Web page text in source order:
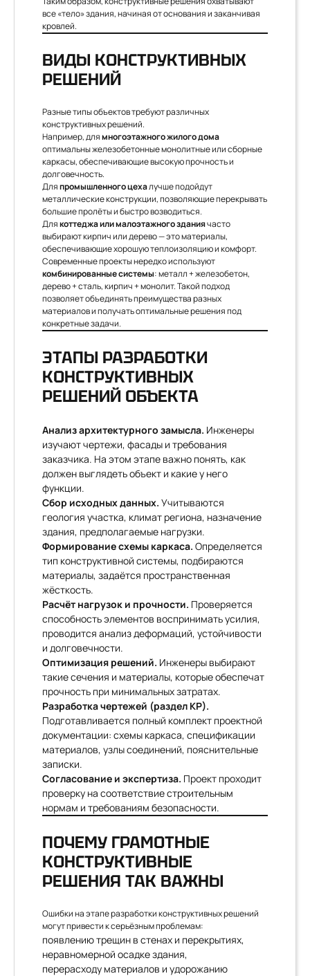
все «тело» здания, начиная от основания и заканчивая
кровлей.
ВИДЫ КОНСТРУКТИВНЫХ
РЕШЕНИЙ
Разные типы объектов требуют различных
конструктивных решений.
Например, длямногоэтажного жилого дома
оптимальны железобетонные монолитные или сборные
каркасы, обеспечивающие высокую прочность и
долговечность.
Дляпромышленного цехалучше подойдут
металлические конструкции, позволяющие перекрывать
большие пролёты и быстро возводиться.
Длякоттеджа или малоэтажного зданиячасто
выбирают кирпич или дерево — это материалы,
обеспечивающие хорошую теплоизоляцию и комфорт.
Современные проекты нередко используют
комбинированные системы: металл + железобетон,
дерево + сталь, кирпич + монолит. Такой подход
позволяет объединять преимущества разных
материалов и получать оптимальные решения под
конкретные задачи.
ЭТАПЫ РАЗРАБОТКИ
КОНСТРУКТИВНЫХ
РЕШЕНИЙ ОБЪЕКТА
Анализ архитектурного замысла. Инженеры
изучают чертежи, фасады и требования
заказчика. На этом этапе важно понять, как
должен выглядеть объект и какие у него
функции.
Сбор исходных данных. Учитываются
геология участка, климат региона, назначение
здания, предполагаемые нагрузки.
Формирование схемы каркаса. Определяется
тип конструктивной системы, подбираются
материалы, задаётся пространственная
жёсткость.
Расчёт нагрузок и прочности. Проверяется
способность элементов воспринимать усилия,
проводится анализ деформаций, устойчивости
и долговечности.
Оптимизация решений. Инженеры выбирают
такие сечения и материалы, которые обеспечат
прочность при минимальных затратах.
Разработка чертежей (раздел КР).
Подготавливается полный комплект проектной
документации: схемы каркаса, спецификации
материалов, узлы соединений, пояснительные
записки.
Согласование и экспертиза. Проект проходит
проверку на соответствие строительным
нормам и требованиям безопасности.
ПОЧЕМУ ГРАМОТНЫЕ
КОНСТРУКТИВНЫЕ
РЕШЕНИЯ ТАК ВАЖНЫ
Ошибки на этапе разработки конструктивных решений
могут привести к серьёзным проблемам:
появлению трещин в стенах и перекрытиях,
неравномерной осадке здания,
перерасходу материалов и удорожанию